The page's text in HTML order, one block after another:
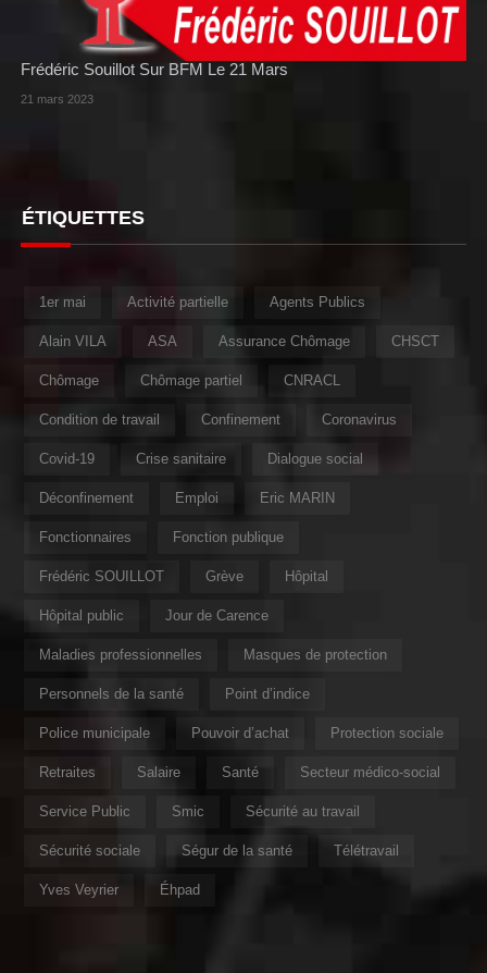
Frédéric Souillot Sur BFM Le 21 Mars
21 mars 2023
ÉTIQUETTES
1er mai Activité partielle Agents Publics
Alain VILA ASA Assurance Chômage CHSCT
Chômage Chômage partiel CNRACL
Condition de travail Confinement Coronavirus
Covid-19 Crise sanitaire Dialogue social
Déconfinement Emploi Eric MARIN
Fonctionnaires Fonction publique
Frédéric SOUILLOT Grève Hôpital
Hôpital public Jour de Carence
Maladies professionnelles Masques de protection
Personnels de la santé Point d’indice
Police municipale Pouvoir d’achat Protection sociale
Retraites Salaire Santé Secteur médico-social
Service Public Smic Sécurité au travail
Sécurité sociale Ségur de la santé Télétravail
Yves Veyrier Éhpad